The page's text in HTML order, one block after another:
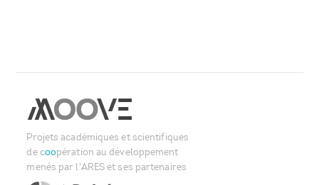
Projets académiques et scientifiques
de coopération au développement
menés par l'ARES et ses partenaires